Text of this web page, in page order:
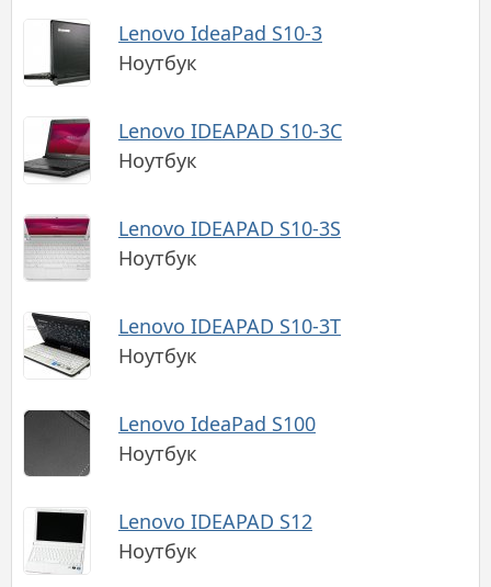
Lenovo IdeaPad S10-3
Ноутбук
Lenovo IDEAPAD S10-3C
Ноутбук
Lenovo IDEAPAD S10-3S
Ноутбук
Lenovo IDEAPAD S10-3T
Ноутбук
Lenovo IdeaPad S100
Ноутбук
Lenovo IDEAPAD S12
Ноутбук